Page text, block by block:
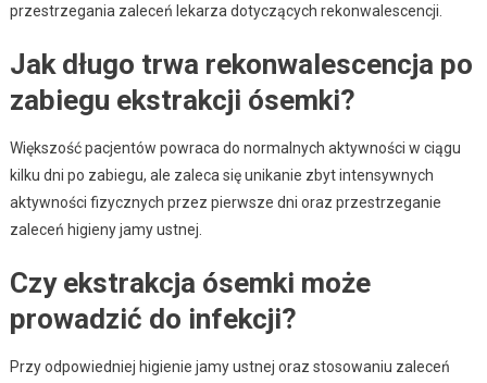
przestrzegania zaleceń lekarza dotyczących rekonwalescencji.
Jak długo trwa rekonwalescencja po
zabiegu ekstrakcji ósemki?
Większość pacjentów powraca do normalnych aktywności w ciągu
kilku dni po zabiegu, ale zaleca się unikanie zbyt intensywnych
aktywności fizycznych przez pierwsze dni oraz przestrzeganie
zaleceń higieny jamy ustnej.
Czy ekstrakcja ósemki może
prowadzić do infekcji?
Przy odpowiedniej higienie jamy ustnej oraz stosowaniu zaleceń